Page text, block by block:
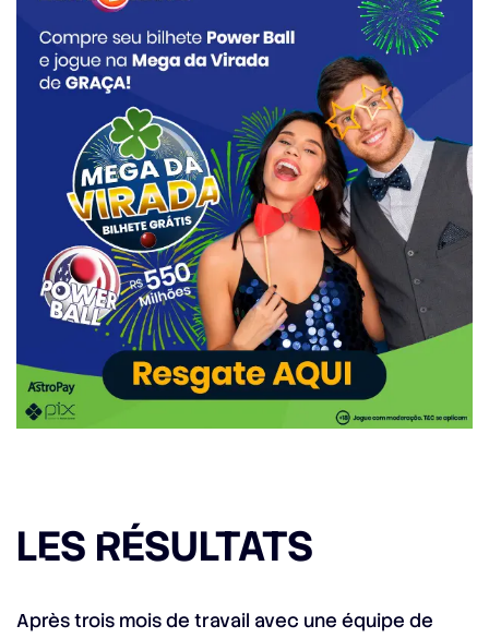
LES RÉSULTATS
Après trois mois de travail avec une équipe de